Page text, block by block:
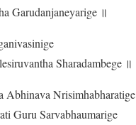
Garudanjaneyarige ॥
Sharadambege ॥
Abhinava Nrisimhabharatige
Guru Sarvabhaumarige